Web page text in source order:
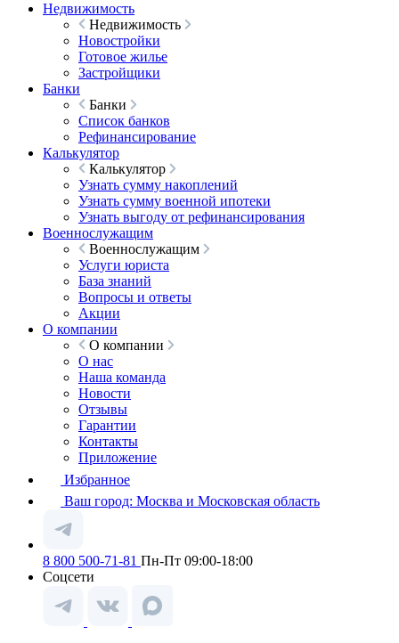
Недвижимость
Недвижимость
Новостройки
Готовое жилье
Застройщики
Банки
Банки
Список банков
Рефинансирование
Калькулятор
Калькулятор
Узнать сумму накоплений
Узнать сумму военной ипотеки
Узнать выгоду от рефинансирования
Военнослужащим
Военнослужащим
Услуги юриста
База знаний
Вопросы и ответы
Акции
О компании
О компании
О нас
Наша команда
Новости
Отзывы
Гарантии
Контакты
Приложение
Избранное
Ваш город: Москва и Московская область
8 800 500-71-81 Пн-Пт 09:00-18:00
Соцсети